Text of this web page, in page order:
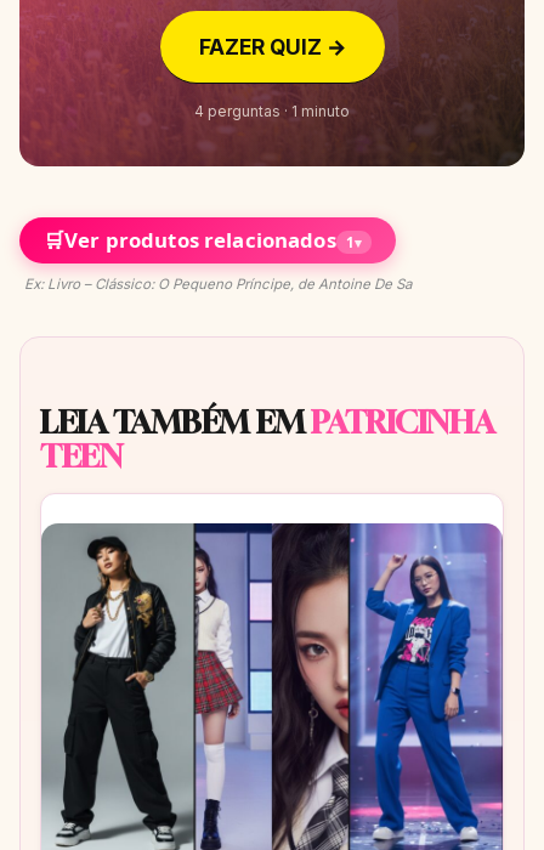
FAZER QUIZ →
4 perguntas · 1 minuto
🛒Ver produtos relacionados 1▾
Ex: Livro – Clássico: O Pequeno Príncipe, de Antoine De Sa
LEIA TAMBÉM EMPATRICINHA
TEEN